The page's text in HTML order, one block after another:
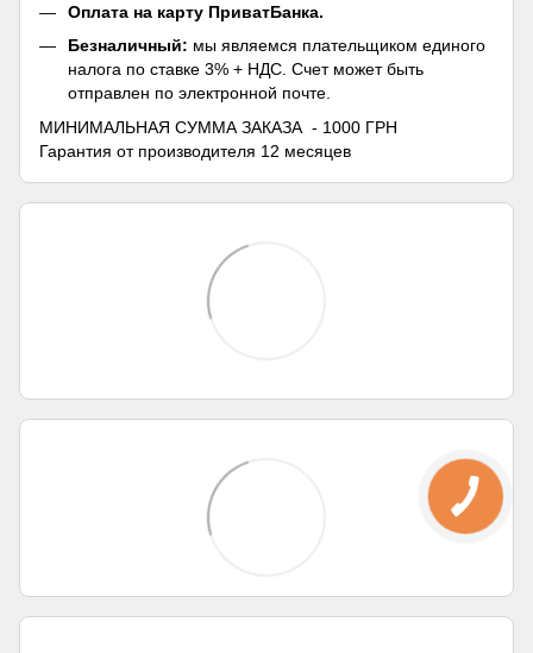
Оплата на карту ПриватБанка.
Безналичный: мы являемся плательщиком единого
налога по ставке 3% + НДС. Счет может быть
отправлен по электронной почте.
МИНИМАЛЬНАЯ СУММА ЗАКАЗА - 1000 ГРН
Гарантия от производителя 12 месяцев